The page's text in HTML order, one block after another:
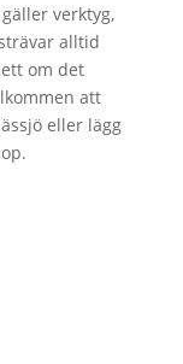
verktyg,
alltid
om det
att
eller lägg